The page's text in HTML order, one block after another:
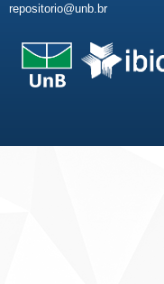
repositorio@unb.br